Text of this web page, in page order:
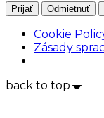
Prijať Odmietnuť
Cookie
Zásady
back to top